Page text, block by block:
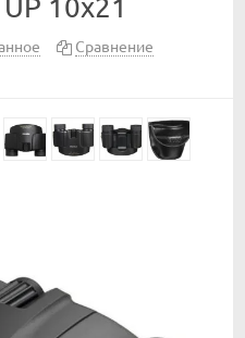
10x21
Сравнение